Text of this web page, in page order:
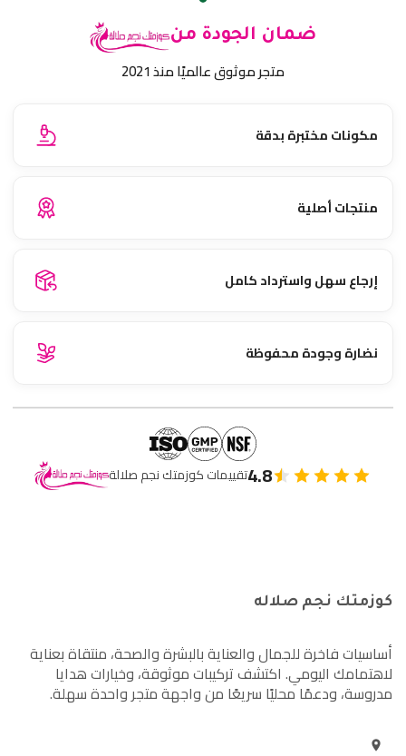
ضمان الجودة من
متجر موثوق عالميًا منذ 2021
مكونات مختبرة بدقة
منتجات أصلية
إرجاع سهل واسترداد كامل
نضارة وجودة محفوظة
4.8تقييمات كوزمتك نجم صلالة
كوزمتك نجم صلاله
أساسيات فاخرة للجمال والعناية بالبشرة والصحة، منتقاة بعناية
لاهتمامك اليومي. اكتشف تركيبات موثوقة، وخيارات هدايا
مدروسة، ودعمًا محليًا سريعًا من واجهة متجر واحدة سهلة.